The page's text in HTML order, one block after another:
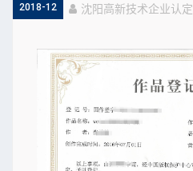
2018-12 沈阳高新技术企业认定